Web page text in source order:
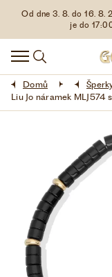
Od dne 3. 8. do 16. 8.
je do
HODINKY
DOPLŇKY
ŠPERKY
LIMITOVANÉ
LÁSKA ❤
VŠE O NÁKUPU
Domů
Liu Jo náramek MLJ574